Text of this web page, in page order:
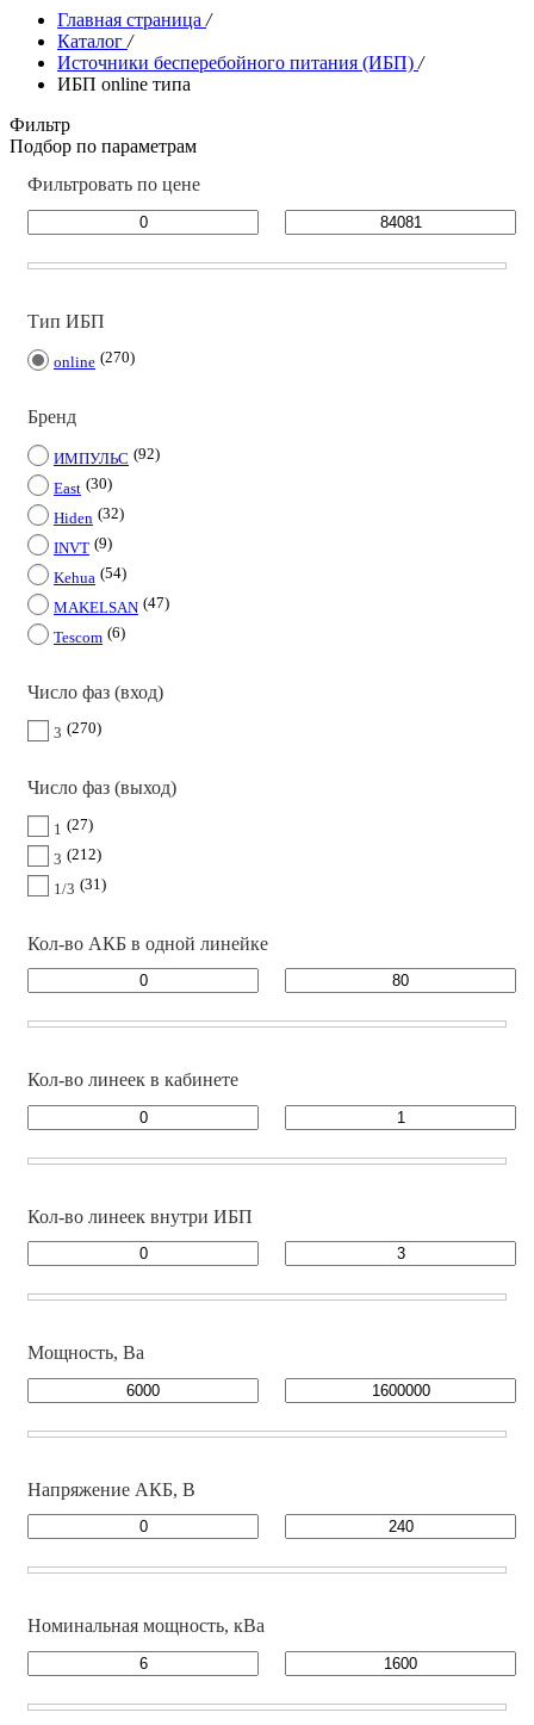
Главная страница /
Каталог /
Источники бесперебойного питания (ИБП) /
ИБП online типа
Фильтр
Подбор по параметрам
Фильтровать по цене
Тип ИБП
online 270
Бренд
ИМПУЛЬС 92
East 30
Hiden 32
INVT 9
Kehua 54
MAKELSAN 47
Tescom 6
Число фаз (вход)
3 270
Число фаз (выход)
1
27
3 212
1/3 31
Кол-во АКБ в одной линейке
Кол-во линеек в кабинете
Кол-во линеек внутри ИБП
Мощность, Ва
Напряжение АКБ, В
Номинальная мощность, кВа